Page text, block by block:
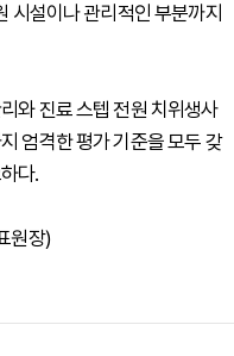
시설이나 관리적인 부분까지
와 진료 스텝 전원 치위생사
엄격한 평가 기준을 모두 갖
다.
원장)